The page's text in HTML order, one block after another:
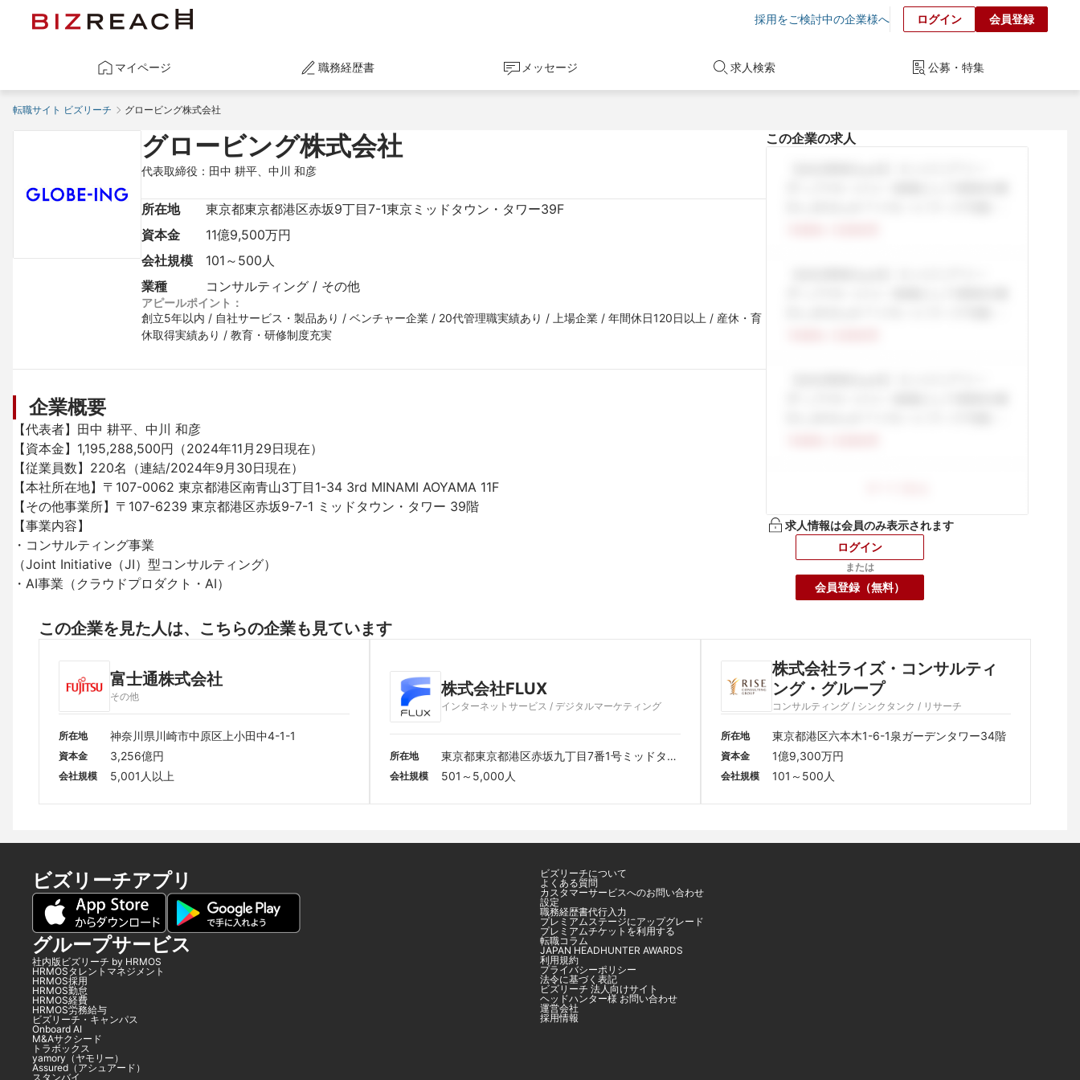
採用をご検討中の企業様へ ログイン 会員登録
マイページ 職務経歴書 メッセージ 求人検索 公募・特集
転職サイト ビズリーチ グロービング株式会社
グロービング株式会社
代表取締役：田中 耕平、中川 和彦
所在地
東京都東京都港区赤坂9丁目7-1東京ミッドタウン・タワー39F
資本金
11億9,500万円
会社規模
101～500人
業種
コンサルティング / その他
アピールポイント：
創立5年以内 / 自社サービス・製品あり / ベンチャー企業 / 20代管理職実績あり / 上場企業 / 年間休日120日以上 / 産休・育
休取得実績あり / 教育・研修制度充実
企業概要
【代表者】田中 耕平、中川 和彦
【資本金】1,195,288,500円（2024年11月29日現在）
【従業員数】220名（連結/2024年9月30日現在）
【本社所在地】〒107-0062 東京都港区南青山3丁目1-34 3rd MINAMI AOYAMA 11F
【その他事業所】〒107-6239 東京都港区赤坂9-7-1 ミッドタウン・タワー 39階
【事業内容】
・コンサルティング事業
（Joint Initiative（JI）型コンサルティング）
・AI事業（クラウドプロダクト・AI）
この企業の求人
求人情報は会員のみ表示されます
ログイン
または
会員登録（無料）
この企業を見た人は、こちらの企業も見ています
富士通株式会社
その他
所在地 神奈川県川崎市中原区上小田中4-1-1
資本金 3,256億円
会社規模 5,001人以上
株式会社FLUX
インターネットサービス / デジタルマーケティング
所在地
東京都東京都港区赤坂九丁目7番1号ミッドタウ
ン・タワー 24階
会社規模 501～5,000人
株式会社ライズ・コンサルティ
ング・グループ
コンサルティング / シンクタンク / リサーチ
所在地 東京都港区六本木1-6-1泉ガーデンタワー34階
資本金 1億9,300万円
会社規模 101～500人
ビズリーチアプリ
グループサービス
社内版ビズリーチ by HRMOS
HRMOSタレントマネジメント
HRMOS採用
HRMOS勤怠
HRMOS経費
HRMOS労務給与
ビズリーチ・キャンパス
Onboard AI
M&Aサクシード
トラボックス
yamory（ヤモリー）
Assured（アシュアード）
スタンバイ
ビズリーチについて
よくある質問
カスタマーサービスへのお問い合わせ
設定
職務経歴書代行入力
プレミアムステージにアップグレード
プレミアムチケットを利用する
転職コラム
JAPAN HEADHUNTER AWARDS
利用規約
プライバシーポリシー
法令に基づく表記
ビズリーチ 法人向けサイト
ヘッドハンター様 お問い合わせ
運営会社
採用情報